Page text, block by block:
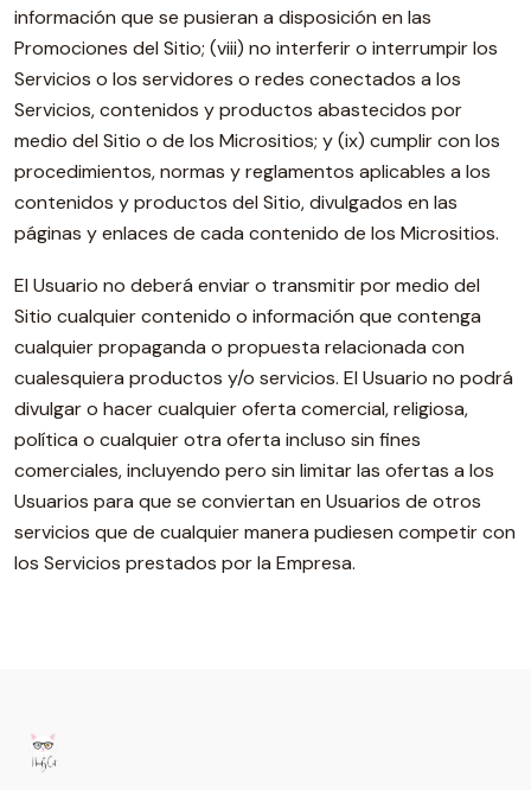
información que se pusieran a disposición en las
Promociones del Sitio; (viii) no interferir o interrumpir los
Servicios o los servidores o redes conectados a los
Servicios, contenidos y productos abastecidos por
medio del Sitio o de los Micrositios; y (ix) cumplir con los
procedimientos, normas y reglamentos aplicables a los
contenidos y productos del Sitio, divulgados en las
páginas y enlaces de cada contenido de los Micrositios.
El Usuario no deberá enviar o transmitir por medio del
Sitio cualquier contenido o información que contenga
cualquier propaganda o propuesta relacionada con
cualesquiera productos y/o servicios. El Usuario no podrá
divulgar o hacer cualquier oferta comercial, religiosa,
política o cualquier otra oferta incluso sin fines
comerciales, incluyendo pero sin limitar las ofertas a los
Usuarios para que se conviertan en Usuarios de otros
servicios que de cualquier manera pudiesen competir con
los Servicios prestados por la Empresa.